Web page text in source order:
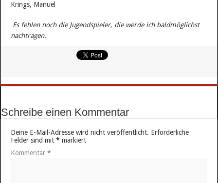
Krings, Manuel
Es fehlen noch die Jugendspieler, die werde ich baldmöglichst
nachtragen.
Schreibe einen Kommentar
Deine E-Mail-Adresse wird nicht veröffentlicht. Erforderliche
Felder sind mit* markiert
Kommentar*